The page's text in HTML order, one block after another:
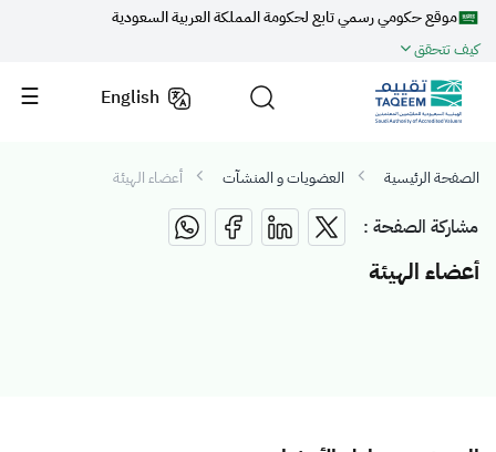
موقع حكومي رسمي تابع لحكومة المملكة العربية السعودية
كيف تتحقق
English
الصفحة الرئيسية العضويات و المنشآت أعضاء الهيئة
مشاركة الصفحة :
أعضاء الهيئة